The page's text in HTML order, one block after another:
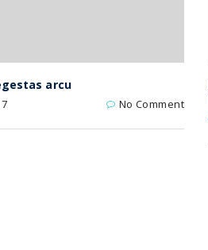
arcu
No Comment